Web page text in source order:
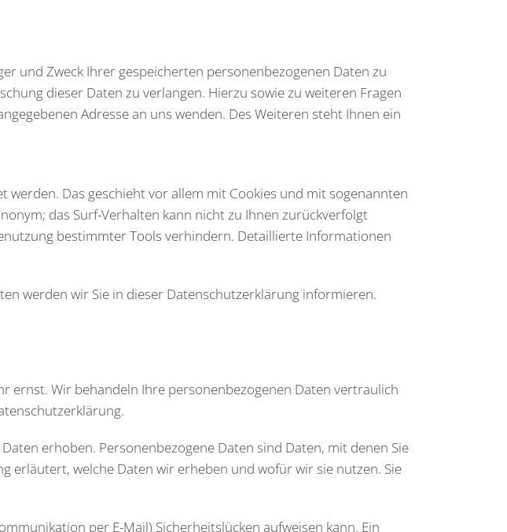
und Zweck Ihrer gespeicherten personenbezogenen Daten zu
dieser Daten zu verlangen. Hierzu sowie zu weiteren Fragen
Adresse an uns wenden. Des Weiteren steht Ihnen ein
Das geschieht vor allem mit Cookies und mit sogenannten
das Surf-Verhalten kann nicht zu Ihnen zurückverfolgt
bestimmter Tools verhindern. Detaillierte Informationen
werden wir Sie in dieser Datenschutzerklärung informieren.
ernst. Wir behandeln Ihre personenbezogenen Daten vertraulich
erhoben. Personenbezogene Daten sind Daten, mit denen Sie
erläutert, welche Daten wir erheben und wofür wir sie nutzen. Sie
per E-Mail) Sicherheitslücken aufweisen kann. Ein